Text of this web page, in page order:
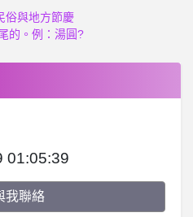
俗與地方節慶
的。例：湯圓?
01:05:39
我聯絡